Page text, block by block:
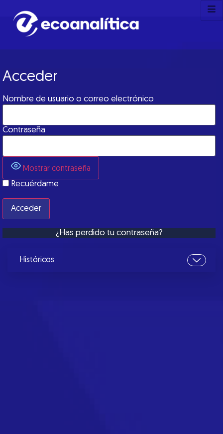
Acceder
Nombre de usuario o correo electrónico
Contraseña
Mostrar contraseña
Recuérdame
¿Has perdido tu contraseña?
Históricos